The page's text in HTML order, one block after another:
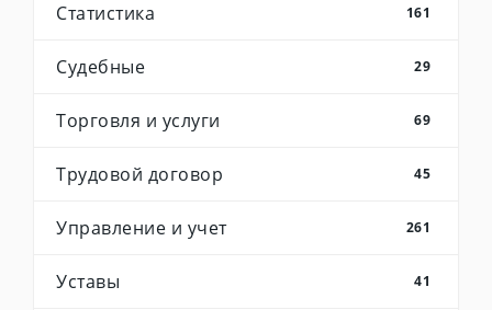
Статистика 161
Судебные 29
Торговля и услуги 69
Трудовой договор 45
Управление и учет 261
Уставы 41